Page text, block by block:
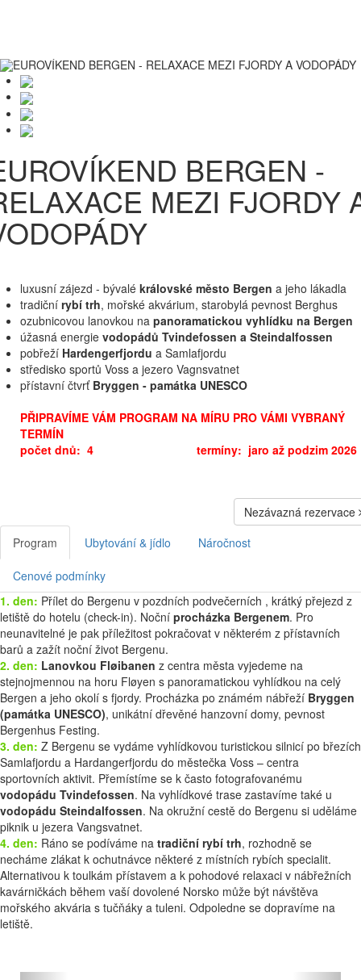
BERGEN -
MEZI FJORDY
luxusní zájezd - bývalé královské město Bergen a jeho lákadla
tradiční rybí trh, mořské akvárium, starobylá pevnost Berghus
ozubnicovou lanovkou na panoramatickou vyhlídku na Bergen
úžasná energie vodopádů Tvindefossen a Steindalfossen
pobřeží Hardengerfjordu a Samlafjordu
středisko sportů Voss a jezero Vagnsvatnet
přístavní čtvrť Bryggen - památka UNESCO
PŘIPRAVÍME VÁM PROGRAM NA MÍRU PRO VÁMI VYBRANÝ
TERMÍN
počet dnů: 4 termíny: jaro až podzim 2026
Nezávazná rezervace
Program
Ubytování & jídlo Náročnost
Cenové podmínky
1. den: Přílet do Bergenu v pozdních podvečerních , krátký přejezd z
letiště do hotelu (check-in). Noční procházka Bergenem. Pro
neunavitelné je pak příležitost pokračovat v některém z přístavních
barů a zažít noční život Bergenu.
2. den: Lanovkou Fløibanen z centra města vyjedeme na
stejnojmennou na horu Fløyen s panoramatickou vyhlídkou na celý
Bergen a jeho okolí s fjordy. Procházka po známém nábřeží Bryggen
(památka UNESCO), unikátní dřevěné hanzovní domy, pevnost
Bergenhus Festing.
3. den: Z Bergenu se vydáme vyhlídkovou turistickou silnicí po březích
Samlafjordu a Hardangerfjordu do městečka Voss – centra
sportovních aktivit. Přemístíme se k často fotografovanému
vodopádu Tvindefossen. Na vyhlídkové trase zastavíme také u
vodopádu Steindalfossen. Na okružní cestě do Bergenu si uděláme
piknik u jezera Vangsvatnet.
4. den: Ráno se podíváme na tradiční rybí trh, rozhodně se
necháme zlákat k ochutnávce některé z místních rybích specialit.
Alternativou k toulkám přístavem a k pohodové relaxaci v nábřežních
kavárničkách během vaší dovolené Norsko může být návštěva
mořského akvária s tučňáky a tuleni. Odpoledne se dopravíme na
letiště.